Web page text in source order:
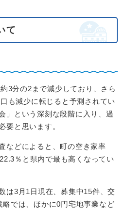
て
3分の2まで減少しており、さら
も減少に転じると予測されてい
」という深刻な段階に入り、過
要と思います。
などによると、町の空き家率
％と県内で最も高くなってい
は3月1日現在、募集中15件、交
では、ほかに0円宅地事業など